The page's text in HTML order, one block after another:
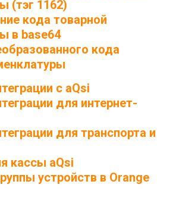
(тэг 1162)
кода товарной
в base64
кода
с aQsi
для интернет-
для транспорта и
кассы aQsi
устройств в Orange